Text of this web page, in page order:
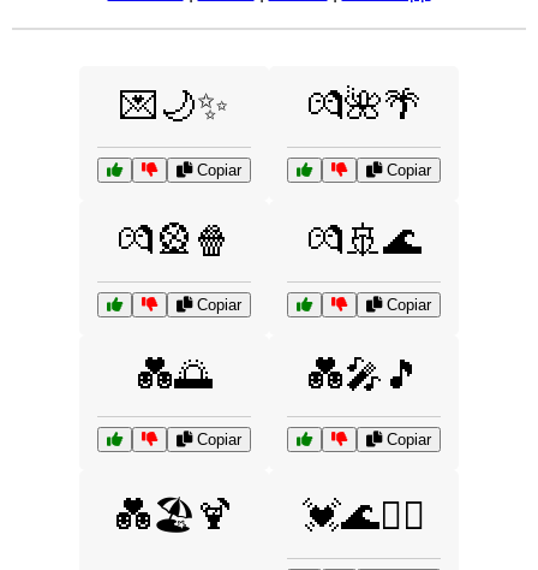
💌🌙✨
Copiar
💏🌺🌴
Copiar
💏🎡🍿
Copiar
💏🚢🌊
Copiar
💑🌅
Copiar
💑🎤🎵
Copiar
💑🏖️🍹 💓🌊🏄‍♀️